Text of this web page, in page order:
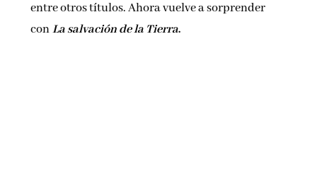
entre otros títulos. Ahora vuelve a sorprender
conLa salvación de la Tierra.